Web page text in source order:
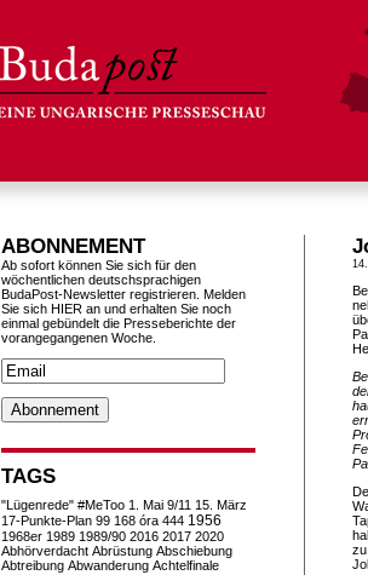
ABONNEMENT
Ab sofort können Sie sich für den
wöchentlichen deutschsprachigen
BudaPost-Newsletter registrieren. Melden
Sie sich HIER an und erhalten Sie noch
einmal gebündelt die Presseberichte der
vorangegangenen Woche.
TAGS
"Lügenrede" #MeToo 1. Mai 9/11 15. März
17-Punkte-Plan 99 168 óra 444 1956
1968er 1989 1989/90 2016 2017 2020
Abhörverdacht Abrüstung Abschiebung
Abtreibung Abwanderung Achtelfinale